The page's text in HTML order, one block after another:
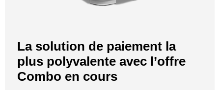
La solution de paiement la
plus polyvalente avec l’offre
Combo en cours